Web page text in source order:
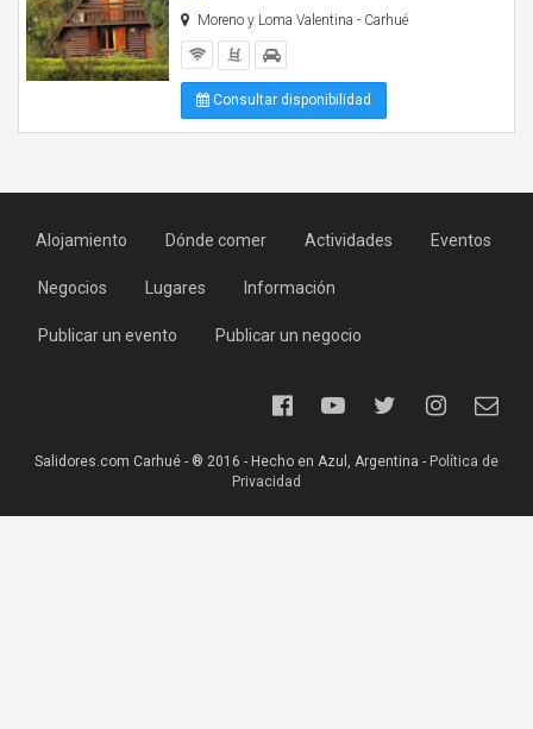
Moreno y Loma Valentina - Carhué
Consultar disponibilidad
Alojamiento Dónde comer Actividades Eventos
Negocios Lugares Información
Publicar un evento Publicar un negocio
Salidores.com Carhué - ® 2016 - Hecho en Azul, Argentina - Política de
Privacidad